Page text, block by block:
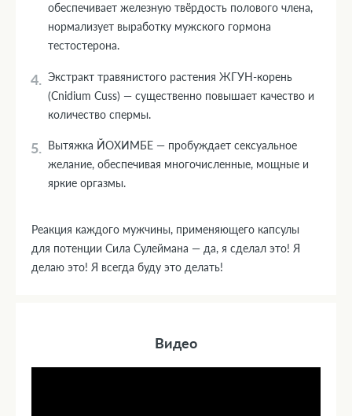
обеспечивает железную твёрдость полового члена,
нормализует выработку мужского гормона
тестостерона.
Экстракт травянистого растения ЖГУН-корень
(Cnidium Cuss) — существенно повышает качество и
количество спермы.
Вытяжка ЙОХИМБЕ — пробуждает сексуальное
желание, обеспечивая многочисленные, мощные и
яркие оргазмы.
Реакция каждого мужчины, применяющего капсулы
для потенции Сила Сулеймана — да, я сделал это! Я
делаю это! Я всегда буду это делать!
Видео